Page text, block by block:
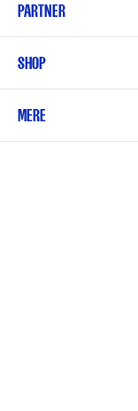
PARTNER
SHOP
MERE